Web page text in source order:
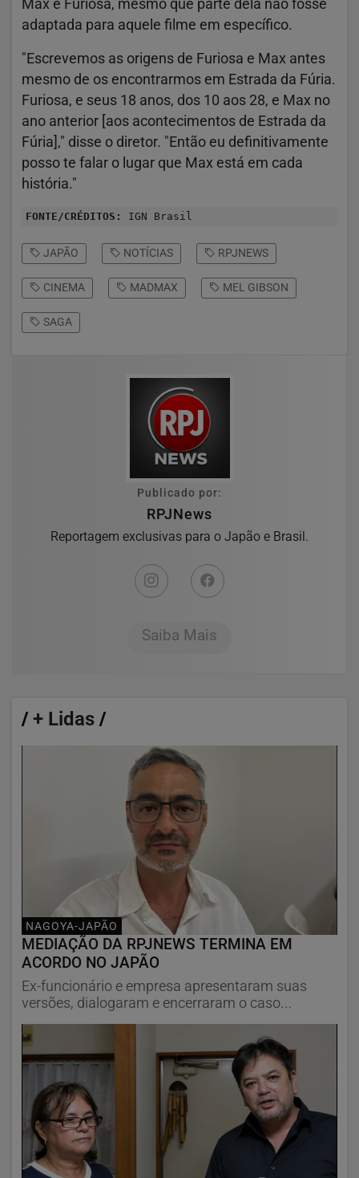
Max e Furiosa, mesmo que parte dela não fosse
adaptada para aquele filme em específico.
"Escrevemos as origens de Furiosa e Max antes
mesmo de os encontrarmos em Estrada da Fúria.
Furiosa, e seus 18 anos, dos 10 aos 28, e Max no
ano anterior [aos acontecimentos de Estrada da
Fúria]," disse o diretor. "Então eu definitivamente
posso te falar o lugar que Max está em cada
história."
FONTE/CRÉDITOS: IGN Brasil
JAPÃO NOTÍCIAS RPJNEWS
CINEMA MADMAX MEL GIBSON
SAGA
Publicado por:
RPJNews
Reportagem exclusivas para o Japão e Brasil.
Saiba Mais
/ + Lidas /
NAGOYA-JAPÃO
MEDIAÇÃO DA RPJNEWS TERMINA EM
ACORDO NO JAPÃO
Ex-funcionário e empresa apresentaram suas
versões, dialogaram e encerraram o caso...